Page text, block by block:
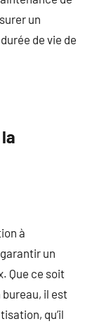
un
de vie de
à
un
Que ce soit
il est
qu’il